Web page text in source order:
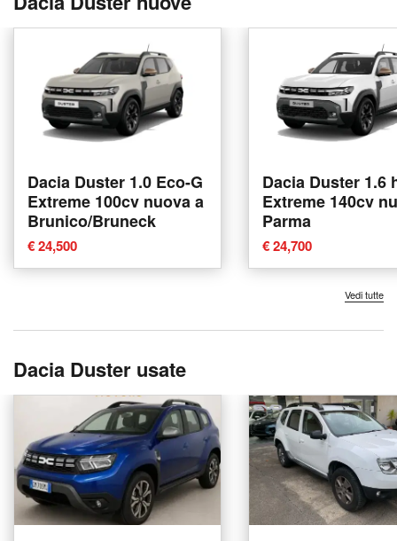
Dacia Duster 1.0 Eco-G
Extreme 100cv nuova a
Brunico/Bruneck
€ 24,500
Dacia Duster 1.6
Extreme 140cv
Parma
€ 24,700
Vedi tutte
Dacia Duster usate